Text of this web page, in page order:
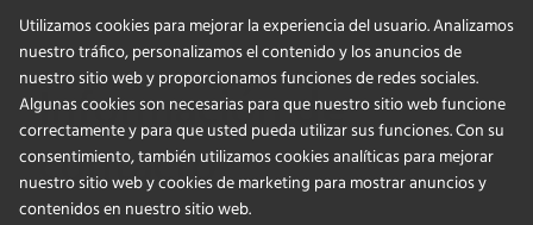
Información de
contacto
Utilizamos cookies para mejorar la experiencia del usuario. Analizamos
nuestro tráfico, personalizamos el contenido y los anuncios de
nuestro sitio web y proporcionamos funciones de redes sociales.
Algunas cookies son necesarias para que nuestro sitio web funcione
correctamente y para que usted pueda utilizar sus funciones. Con su
consentimiento, también utilizamos cookies analíticas para mejorar
nuestro sitio web y cookies de marketing para mostrar anuncios y
contenidos en nuestro sitio web.